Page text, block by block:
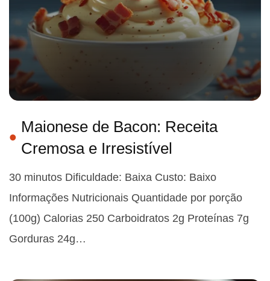
Maionese de Bacon: Receita
Cremosa e Irresistível
30 minutos Dificuldade: Baixa Custo: Baixo
Informações Nutricionais Quantidade por porção
(100g) Calorias 250 Carboidratos 2g Proteínas 7g
Gorduras 24g…